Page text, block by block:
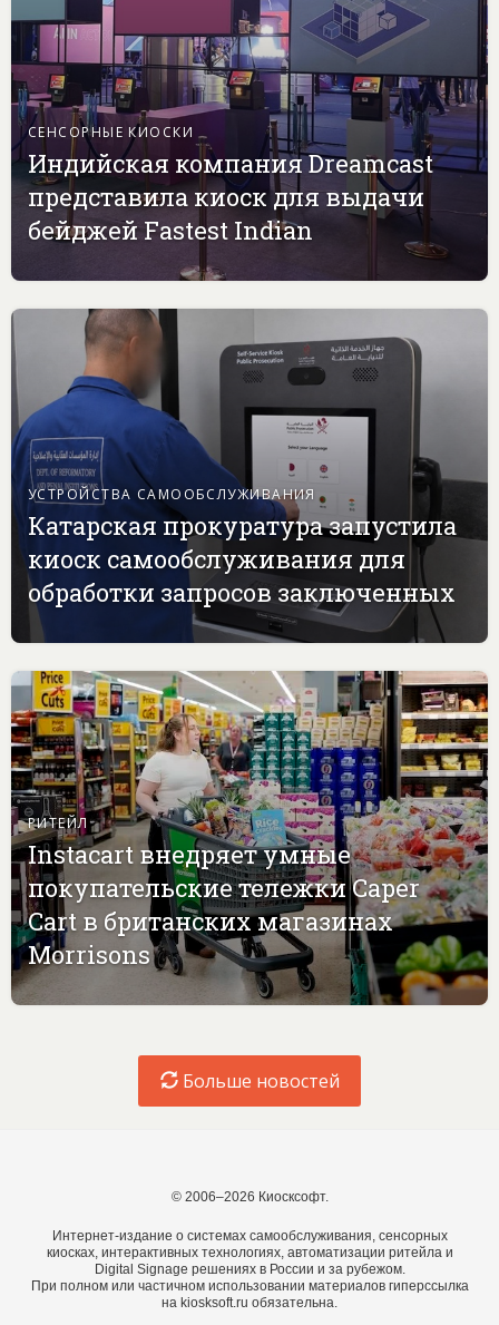
СЕНСОРНЫЕ КИОСКИ
Индийская компания Dreamcast
представила киоск для выдачи
бейджей Fastest Indian
УСТРОЙСТВА САМООБСЛУЖИВАНИЯ
Катарская прокуратура запустила
киоск самообслуживания для
обработки запросов заключенных
РИТЕЙЛ
Instacart внедряет умные
покупательские тележки Caper
Cart в британских магазинах
Morrisons
Больше новостей
© 2006–2026 Киосксофт.
Интернет-издание о системах самообслуживания, сенсорных
киосках, интерактивных технологиях, автоматизации ритейла и
Digital Signage решениях в России и за рубежом.
При полном или частичном использовании материалов гиперссылка
на kiosksoft.ru обязательна.